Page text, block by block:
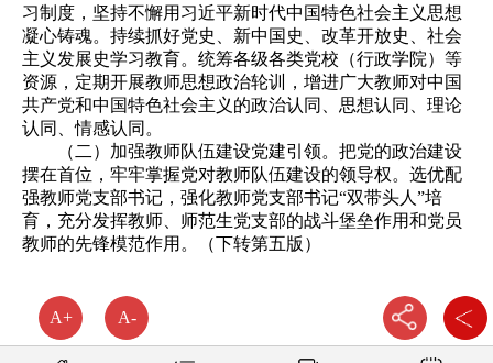
A+ A-
习制度，坚持不懈用习近平新时代中国特色社会主义思想
凝心铸魂。持续抓好党史、新中国史、改革开放史、社会
主义发展史学习教育。统筹各级各类党校（行政学院）等
资源，定期开展教师思想政治轮训，增进广大教师对中国
共产党和中国特色社会主义的政治认同、思想认同、理论
认同、情感认同。
（二）加强教师队伍建设党建引领。把党的政治建设
摆在首位，牢牢掌握党对教师队伍建设的领导权。选优配
强教师党支部书记，强化教师党支部书记“双带头人”培
育，充分发挥教师、师范生党支部的战斗堡垒作用和党员
教师的先锋模范作用。（下转第五版）